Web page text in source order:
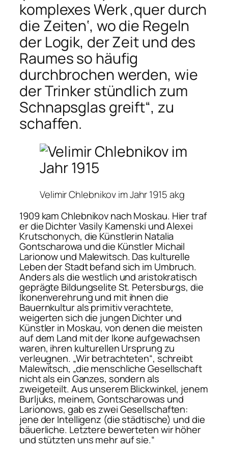
komplexes Werk ‚quer durch
die Zeiten‘, wo die Regeln
der Logik, der Zeit und des
Raumes so häufig
durchbrochen werden, wie
der Trinker stündlich zum
Schnapsglas greift“, zu
schaffen.
Velimir Chlebnikov im Jahr 1915akg
1909 kam Chlebnikov nach Moskau. Hier traf
er die Dichter Vasily Kamenski und Alexei
Krutschonych, die Künstlerin Natalia
Gontscharowa und die Künstler Michail
Larionow und Ma­lewitsch. Das kulturelle
Leben der Stadt befand sich im Umbruch.
Anders als die westlich und aristokratisch
geprägte Bildungselite St. Petersburgs, die
Ikonenverehrung und mit ihnen die
Bauernkultur als primitiv verachtete,
weigerten sich die jungen Dichter und
Künstler in Moskau, von denen die meisten
auf dem Land mit der Ikone aufgewachsen
waren, ihren kulturellen Ursprung zu
verleugnen. „Wir be­trachteten“, schreibt
Malewitsch, „die menschliche Gesellschaft
nicht als ein Ganzes, sondern als
zweigeteilt. Aus unserem Blickwinkel, jenem
Burljuks, meinem, Gontscharowas und
Larionows, gab es zwei Gesellschaften:
jene der Intelligenz (die städtische) und die
bäuerliche. Letztere bewerteten wir höher
und stützten uns mehr auf sie.“